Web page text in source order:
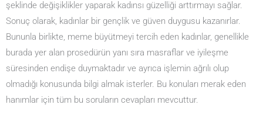
şeklinde değişiklikler yaparak kadınsı güzelliği arttırmayı sağlar.
Sonuç olarak, kadınlar bir gençlik ve güven duygusu kazanırlar.
Bununla birlikte, meme büyütmeyi tercih eden kadınlar, genellikle
burada yer alan prosedürün yanı sıra masraflar ve iyileşme
süresinden endişe duymaktadır ve ayrıca işlemin ağrılı olup
olmadığı konusunda bilgi almak isterler. Bu konuları merak eden
hanımlar için tüm bu soruların cevapları mevcuttur.